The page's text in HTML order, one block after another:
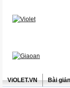
ViOLET.VN Bài